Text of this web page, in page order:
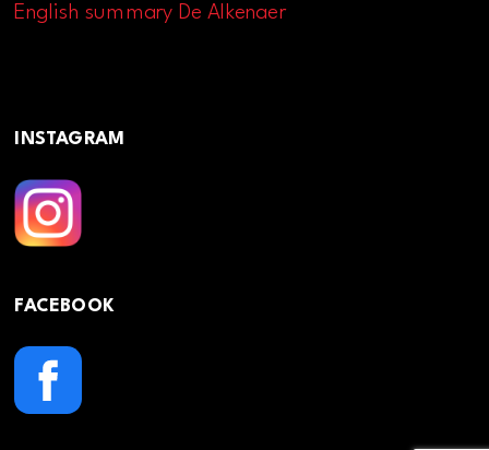
English summary De Alkenaer
INSTAGRAM
FACEBOOK